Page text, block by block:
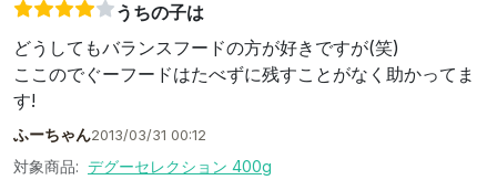
うちの子は
どうしてもバランスフードの方が好きですが(笑)
ここのでぐーフードはたべずに残すことがなく助かってま
す!
ふーちゃん2013/03/31 00:12
対象商品: デグーセレクション 400g